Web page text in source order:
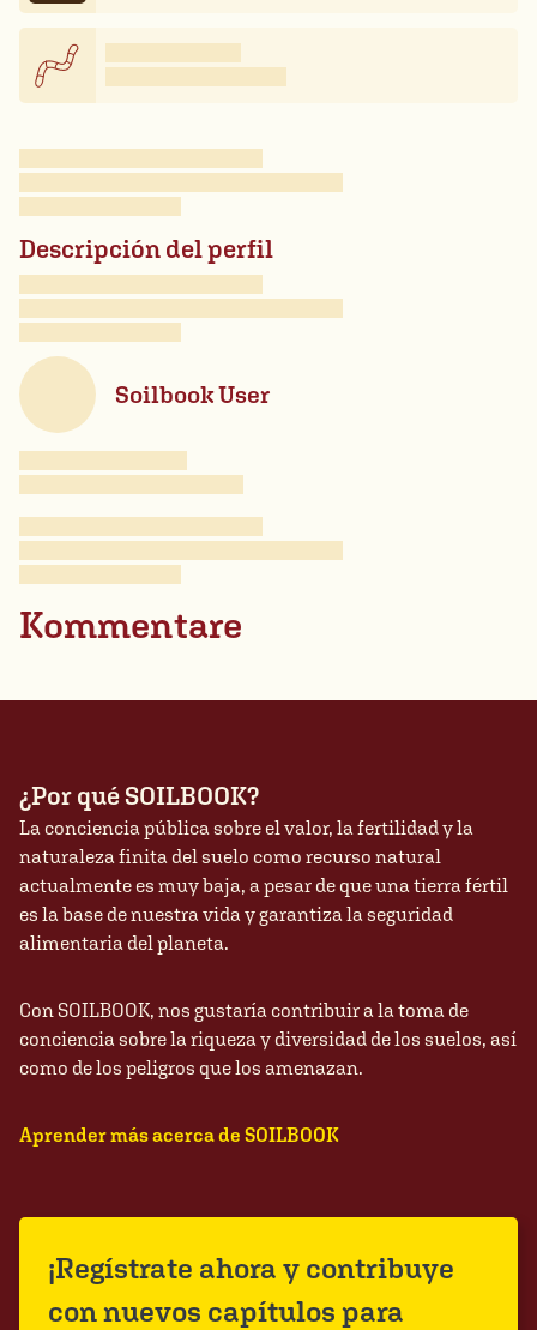
Descripción del perfil
Soilbook User
Kommentare
¿Por qué SOILBOOK?
La conciencia pública sobre el valor, la fertilidad y la
naturaleza finita del suelo como recurso natural
actualmente es muy baja, a pesar de que una tierra fértil
es la base de nuestra vida y garantiza la seguridad
alimentaria del planeta.
Con SOILBOOK, nos gustaría contribuir a la toma de
conciencia sobre la riqueza y diversidad de los suelos, así
como de los peligros que los amenazan.
Aprender más acerca de SOILBOOK
¡Regístrate ahora y contribuye
con nuevos capítulos para